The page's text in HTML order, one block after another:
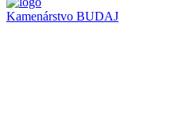
Kamenárstvo BUDAJ